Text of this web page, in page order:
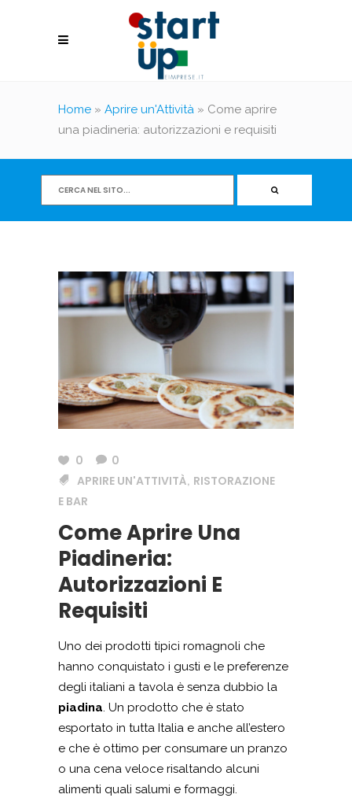
Home » Aprire un'Attività » Come aprire
una piadineria: autorizzazioni e requisiti
0
0
APRIRE UN'ATTIVITÀ, RISTORAZIONE
E BAR
Come Aprire Una
Piadineria:
Autorizzazioni E
Requisiti
Uno dei prodotti tipici romagnoli che
hanno conquistato i gusti e le preferenze
degli italiani a tavola è senza dubbio la
piadina. Un prodotto che è stato
esportato in tutta Italia e anche all’estero
e che è ottimo per consumare un pranzo
o una cena veloce risaltando alcuni
alimenti quali salumi e formaggi.